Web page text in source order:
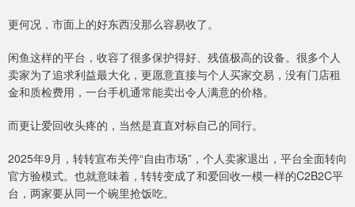
更何况，市面上的好东西没那么容易收了。
闲鱼这样的平台，收容了很多保护得好、残值极高的设备。很多个人
卖家为了追求利益最大化，更愿意直接与个人买家交易，没有门店租
金和质检费用，一台手机通常能卖出令人满意的价格。
而更让爱回收头疼的，当然是直直对标自己的同行。
2025年9月，转转宣布关停“自由市场”，个人卖家退出，平台全面转向
官方验模式。也就意味着，转转变成了和爱回收一模一样的C2B2C平
台，两家要从同一个碗里抢饭吃。